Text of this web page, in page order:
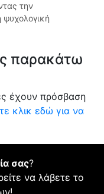
την
παρακάτω
έχουν πρόσβαση
κλικ εδώ για να
σας?
να λάβετε το